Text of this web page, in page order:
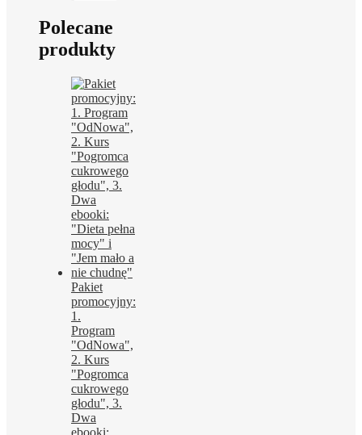
Polecane
produkty
Pakiet
promocyjny:
1.
Program
"OdNowa",
2. Kurs
"Pogromca
cukrowego
głodu", 3.
Dwa
ebooki: